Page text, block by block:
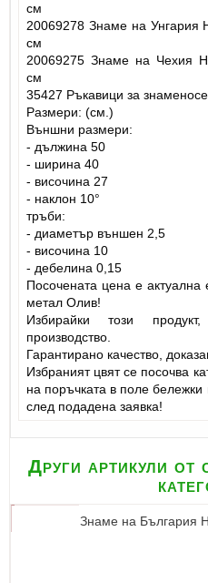
см
20069278 Знаме на
см
20069275 Знаме на Чехия
см
35427 Ръкавици за
Размери: (см.)
Външни размери:
- дължина 50
- ширина 40
- височина 27
- наклон 10°
тръби:
- диаметър външен 2,5
- височина 10
- дебелина 0,15
Посочената цена е актуална
метал Олив!
Избирайки този
производство.
Гарантирано качество,
Избраният цвят се посочва
на поръчката в поле
след подадена заявка!
Други артикули от
Знаме на България